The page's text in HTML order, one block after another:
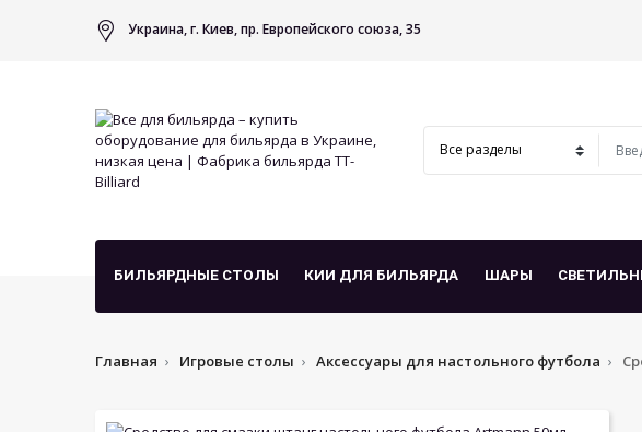
Украина, г. Киев, пр. Европейского союза, 35
БИЛЬЯРДНЫЕ СТОЛЫ КИИ ДЛЯ БИЛЬЯРДА ШАРЫ
Главная Игровые столы Аксессуары для настольного футбола